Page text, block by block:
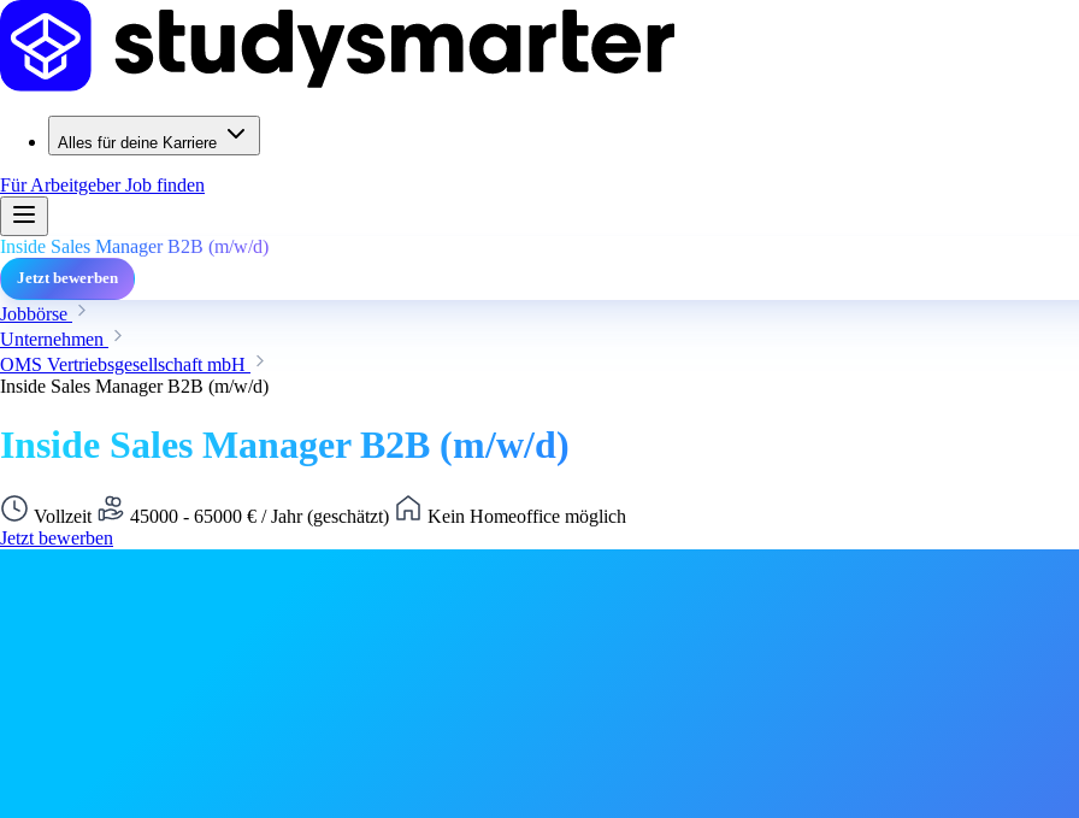
Alles für deine Karriere
Für ArbeitgeberJob finden
Inside Sales Manager B2B (m/w/d)
Jetzt bewerben
Jobbörse
Unternehmen
OMS Vertriebsgesellschaft mbH
Inside Sales Manager B2B (m/w/d)
Inside Sales Manager B2B (m/w/d)
Vollzeit 45000 - 65000 € / Jahr (geschätzt)
Kein Homeoffice möglich
Jetzt bewerben